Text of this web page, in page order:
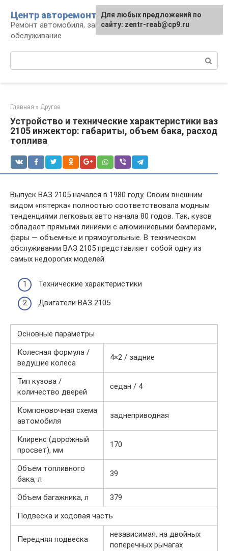
контенту
Центр авторемонта
Ремонт автомобиля, запчасти и
обслуживание
Главная » Другое
Устройство и технические характеристики ваз
2105 инжектор: габариты, объем бака, расход
топлива
Выпуск ВАЗ 2105 начался в 1980 году. Своим внешним
видом «пятерка» полностью соответствовала модным
тенденциями легковых авто начала 80 годов. Так, кузов
обладает прямыми линиями с алюминиевыми бамперами,
фары — объемные и прямоугольные. В техническом
обслуживании ВАЗ 2105 представляет собой одну из
самых недорогих моделей.
Технические характеристики
Двигатели ВАЗ 2105
Основные параметры
Колесная формула /
ведущие колеса
4×2 / задние
Тип кузова /
количество дверей
седан / 4
Компоновочная схема
автомобиля
заднеприводная
Клиренс (дорожный
просвет), мм
170
Объем топливного
бака, л
39
Объем багажника, л
379
Подвеска и ходовая часть
Передняя подвеска
независимая, на двойных
поперечных рычагах
Для любых предложений по
сайту: zentr-reab@cp9.ru